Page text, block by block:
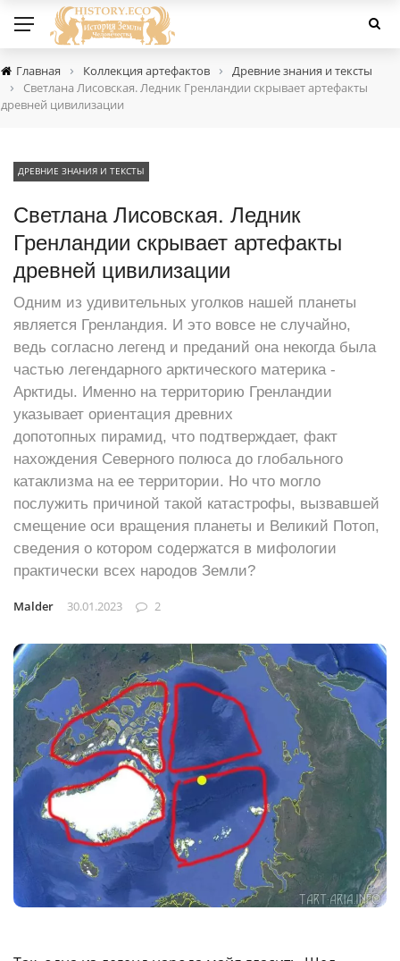
Главная › Коллекция артефактов › Древние знания и тексты
›
Светлана Лисовская. Ледник Гренландии скрывает артефакты
древней цивилизации
ДРЕВНИЕ ЗНАНИЯ И ТЕКСТЫ
Светлана Лисовская. Ледник
Гренландии скрывает артефакты
древней цивилизации
Одним из удивительных уголков нашей планеты
является Гренландия. И это вовсе не случайно,
ведь согласно легенд и преданий она некогда была
частью легендарного арктического материка -
Арктиды. Именно на территорию Гренландии
указывает ориентация древних
допотопных пирамид, что подтверждает, факт
нахождения Северного полюса до глобального
катаклизма на ее территории. Но что могло
послужить причиной такой катастрофы, вызвавшей
смещение оси вращения планеты и Великий Потоп,
сведения о котором содержатся в мифологии
практически всех народов Земли?
Malder 30.01.2023 2